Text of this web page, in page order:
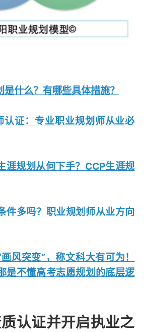
什么？有哪些具体措施？
证：专业职业规划师从业必
涯规划从何下手？CCP生涯规
件多吗？职业规划师从业方向
风突变”，称文科大有可为！
是不懂高考志愿规划的底层逻
认证并开启执业之